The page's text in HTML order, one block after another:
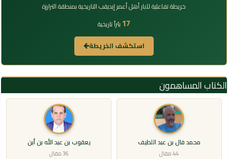
خريطة تفاعلية لآبار أهل أعمر إيديقب التاريخية بمنطقة الترارزة
17 بئراً تاريخية
استكشف الخريطة
الكتاب المساهمون
محمد فال بن عبد اللطيف
44 مقال
يعقوب بن عبد الله بن أبن
36 مقال